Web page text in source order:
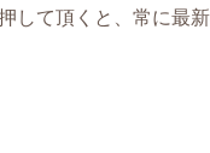
して頂くと、常に最